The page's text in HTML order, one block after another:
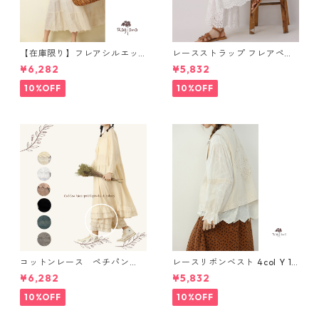
【在庫限り】フレアシルエッ
ト キャミワンピース 2col N
WP123
¥6,282
10%OFF
レースストラップ フレアペチ
パンツ Y 10925
¥5,832
10%OFF
コットンレース ペチパン
ツ 6 colors R2020131
¥6,282
10%OFF
レースリボンベスト 4col Y 111
15
¥5,832
10%OFF